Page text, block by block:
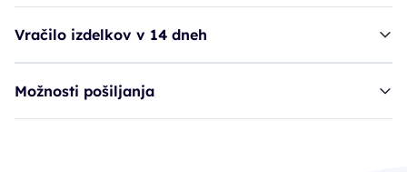
Vračilo izdelkov v 14 dneh
Možnosti pošiljanja